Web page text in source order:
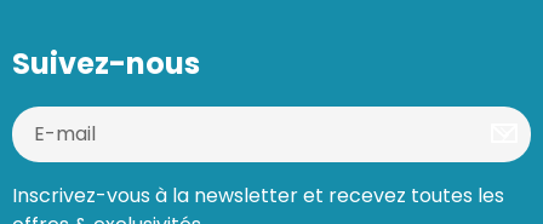
Suivez-nous
Inscrivez-vous à la newsletter et recevez toutes les